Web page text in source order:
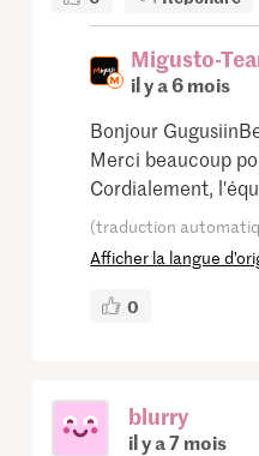
Migusto-
il y a 6 mois
Bonjour
Merci beaucoup
Cordialement,
(traduction
Afficher la langue
0
blurry
il y a 7 mois